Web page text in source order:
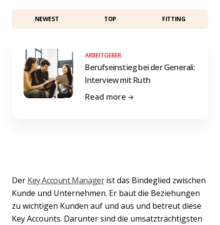
NEWEST TOP FITTING
ARBEITGEBER
Berufseinstieg bei der Generali:
Interview mit Ruth
Read more
Der Key Account Managerist das Bindeglied zwischen
Kunde und Unternehmen. Er baut die Beziehungen
zu wichtigen Kunden auf und aus und betreut diese
Key Accounts. Darunter sind die umsatzträchtigsten